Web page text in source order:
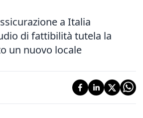
a Italia
di fattibilità tutela la
un nuovo locale